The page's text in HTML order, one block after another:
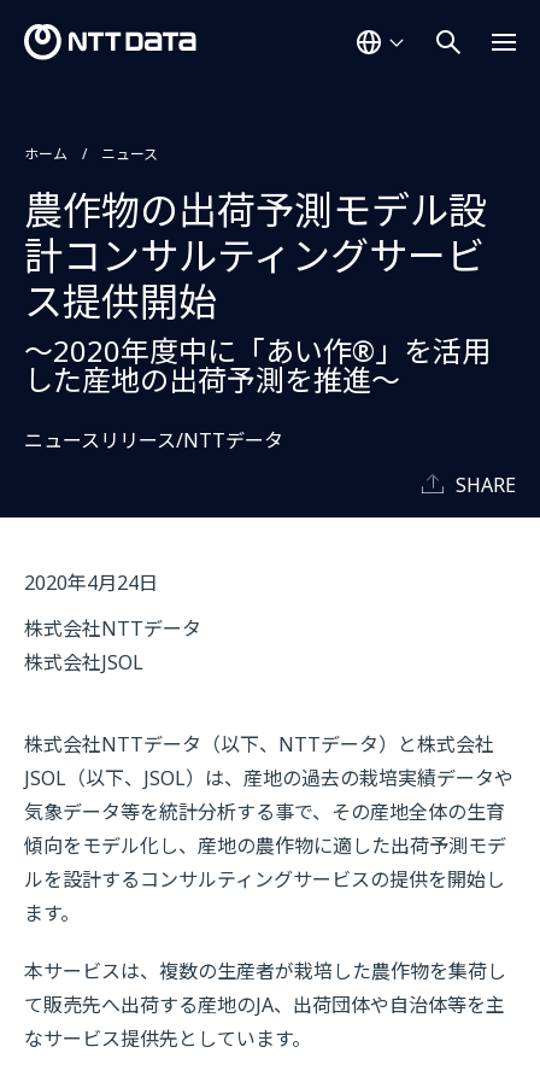
ホーム ニュース
農作物の出荷予測モデル設
計コンサルティングサービ
ス提供開始
～2020年度中に「あい作®」を活用
した産地の出荷予測を推進～
ニュースリリース/NTTデータ
SHARE
2020年4月24日
株式会社NTTデータ
株式会社JSOL
株式会社NTTデータ（以下、NTTデータ）と株式会社
JSOL（以下、JSOL）は、産地の過去の栽培実績データや
気象データ等を統計分析する事で、その産地全体の生育
傾向をモデル化し、産地の農作物に適した出荷予測モデ
ルを設計するコンサルティングサービスの提供を開始し
ます。
本サービスは、複数の生産者が栽培した農作物を集荷し
て販売先へ出荷する産地のJA、出荷団体や自治体等を主
なサービス提供先としています。